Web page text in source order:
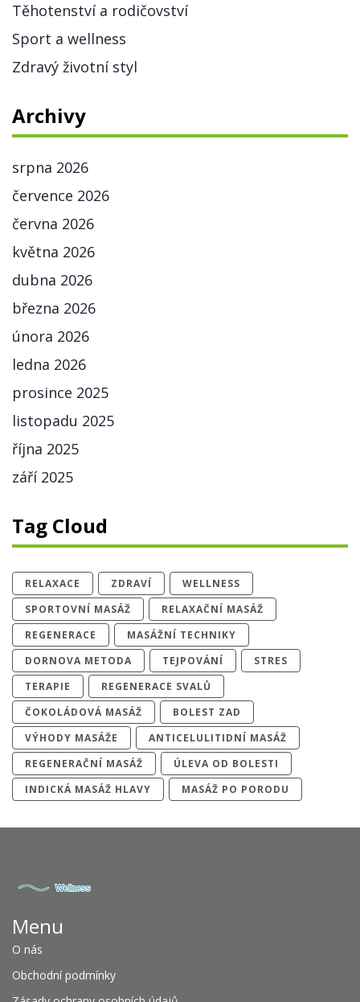
Těhotenství a rodičovství
Sport a wellness
Zdravý životní styl
Archivy
srpna 2026
července 2026
června 2026
května 2026
dubna 2026
března 2026
února 2026
ledna 2026
prosince 2025
listopadu 2025
října 2025
září 2025
Tag Cloud
RELAXACE ZDRAVÍ
WELLNESS
SPORTOVNÍ MASÁŽ
RELAXAČNÍ MASÁŽ
REGENERACE
MASÁŽNÍ TECHNIKY
DORNOVA METODA
TEJPOVÁNÍ
STRES
TERAPIE
REGENERACE SVALŮ
ČOKOLÁDOVÁ MASÁŽ
BOLEST ZAD
VÝHODY MASÁŽE
ANTICELULITIDNÍ MASÁŽ
REGENERAČNÍ MASÁŽ
ÚLEVA OD BOLESTI
INDICKÁ MASÁŽ HLAVY
MASÁŽ PO PORODU
Menu
O nás
Obchodní podmínky